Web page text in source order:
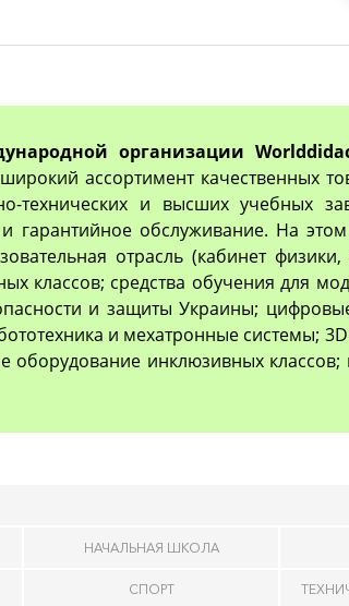
организации
ассортимент качественных
технических и высших учебных
гарантийное обслуживание. На
отрасль (кабинет
классов; средства обучения для
и защиты Украины;
и мехатронные системы;
инклюзивных
НАЧАЛЬНАЯ ШКОЛА
СПОРТ